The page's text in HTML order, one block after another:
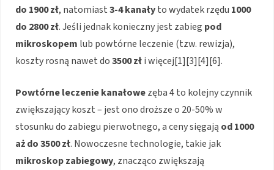
do 1900 zł, natomiast3-4 kanałyto wydatek rzędu 1000
do 2800 zł. Jeśli jednak konieczny jest zabieg pod
mikroskopem lub powtórne leczenie (tzw. rewizja),
koszty rosną nawet do3500 złi więcej[1][3][4][6].
Powtórne leczenie kanałowezęba 4 to kolejny czynnik
zwiększający koszt – jest ono droższe o 20-50% w
stosunku do zabiegu pierwotnego, a ceny sięgają od 1000
aż do 3500 zł. Nowoczesne technologie, takie jak
mikroskop zabiegowy, znacząco zwiększają